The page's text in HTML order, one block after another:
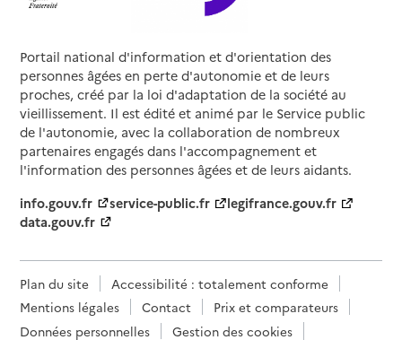
Portail national d'information et d'orientation des
personnes âgées en perte d'autonomie et de leurs
proches, créé par la loi d'adaptation de la société au
vieillissement. Il est édité et animé par le Service public
de l'autonomie, avec la collaboration de nombreux
partenaires engagés dans l'accompagnement et
l'information des personnes âgées et de leurs aidants.
info.gouv.fr
service-public.fr
legifrance.gouv.fr
data.gouv.fr
Plan du site
Accessibilité : totalement conforme
Mentions légales
Contact
Prix et comparateurs
Données personnelles
Gestion des cookies